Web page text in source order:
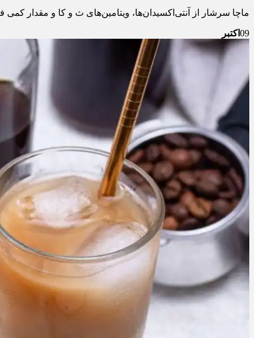
ماچا سرشار از آنتی‌اکسیدان‌ها، ویتامین‌های ث و کا و مقدار
09اکتبر